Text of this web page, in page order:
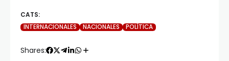
CATS:
INTERNACIONALES
NACIONALES POLÍTICA
Shares: